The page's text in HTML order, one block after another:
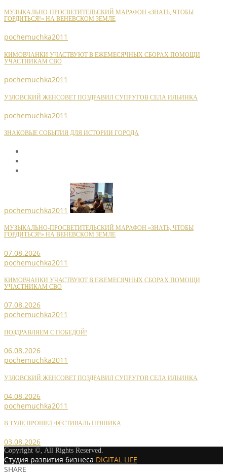
МУЗЫКАЛЬНО-ПРОСВЕТИТЕЛЬСКИЙ МАРАФОН «ЗНАТЬ, ЧТОБЫ
ГОРДИТЬСЯ!» НА ВЕНЕВСКОМ ЗЕМЛЕ
pochemuchka2011
КИМОВЧАНКИ УЧАСТВУЮТ В ЕЖЕМЕСЯЧНЫХ СБОРАХ ПОМОЩИ
УЧАСТНИКАМ СВО
pochemuchka2011
УЗЛОВСКИЙ ЖЕНСОВЕТ ПОЗДРАВИЛ СУПРУГОВ СЕЛА ИЛЬИНКА
pochemuchka2011
ЗНАКОВЫЕ СОБЫТИЯ ДЛЯ ИСТОРИИ ГОРОДА
pochemuchka2011
МУЗЫКАЛЬНО-ПРОСВЕТИТЕЛЬСКИЙ МАРАФОН «ЗНАТЬ, ЧТОБЫ
ГОРДИТЬСЯ!» НА ВЕНЕВСКОМ ЗЕМЛЕ
07.08.2026
pochemuchka2011
КИМОВЧАНКИ УЧАСТВУЮТ В ЕЖЕМЕСЯЧНЫХ СБОРАХ ПОМОЩИ
УЧАСТНИКАМ СВО
07.08.2026
pochemuchka2011
ПОЗДРАВЛЯЕМ С ПОБЕДОЙ!
06.08.2026
pochemuchka2011
УЗЛОВСКИЙ ЖЕНСОВЕТ ПОЗДРАВИЛ СУПРУГОВ СЕЛА ИЛЬИНКА
04.08.2026
pochemuchka2011
В ТУЛЕ ПРОШЕЛ ФЕСТИВАЛЬ ПРЯНИКА
03.08.2026
Copyright ©, All Rights Reserved.
Студия развития бизнеса DIGITAL LIFE
SHARE